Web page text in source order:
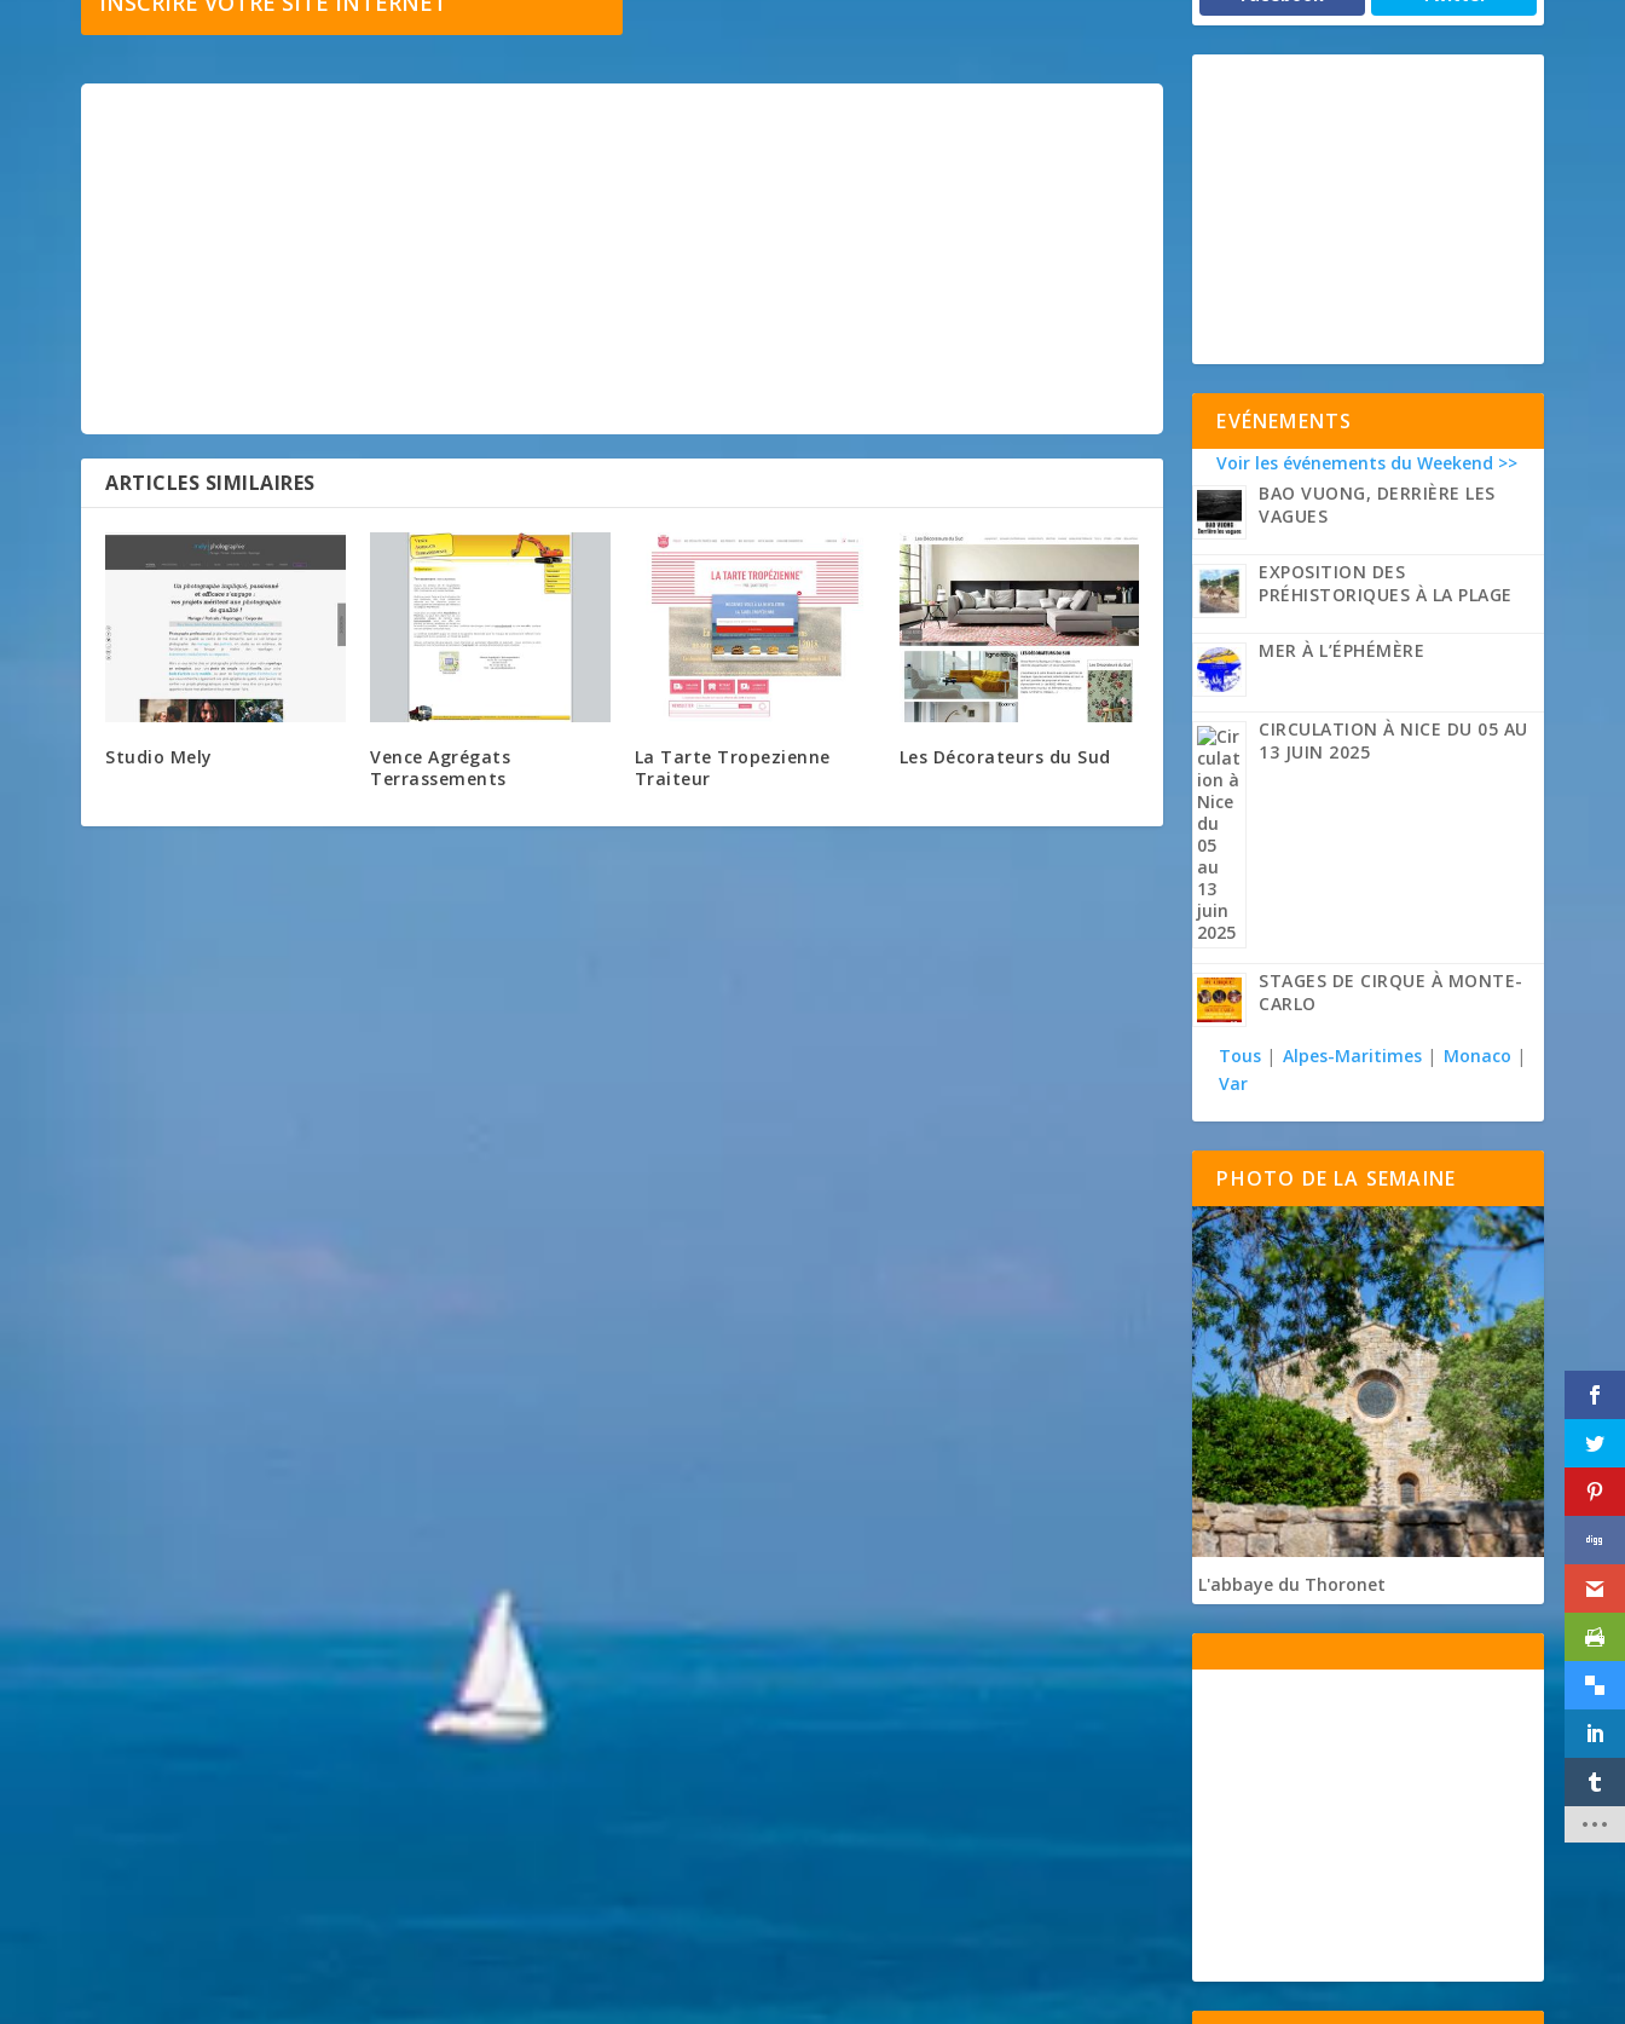
ARTICLES SIMILAIRES
Studio Mely
Vence Agrégats
Terrassements
La Tarte Tropezienne
Traiteur
Les Décorateurs du Sud
EVÉNEMENTS
Voir les événements du Weekend >>
BAO VUONG, DERRIÈRE LES
VAGUES
EXPOSITION DES
PRÉHISTORIQUES À LA PLAGE
MER À L’ÉPHÉMÈRE
CIRCULATION À NICE DU 05 AU
13 JUIN 2025
STAGES DE CIRQUE À MONTE-
CARLO
Tous | Alpes-Maritimes | Monaco |
Var
PHOTO DE LA SEMAINE
L'abbaye du Thoronet